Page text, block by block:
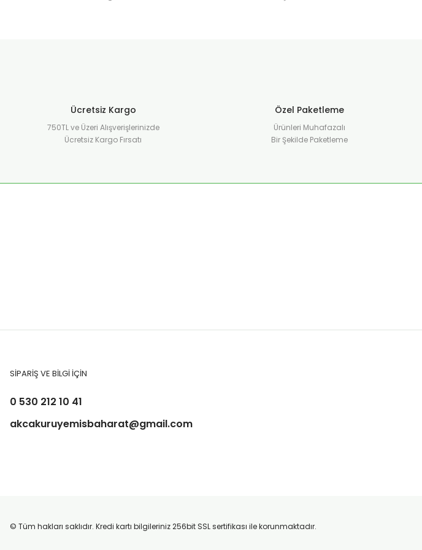
Ücretsiz Kargo
750TL ve Üzeri Alışverişlerinizde
Ücretsiz Kargo Fırsatı
Özel Paketleme
Ürünleri Muhafazalı
Bir Şekilde Paketleme
SİPARİŞ VE BİLGİ İÇİN
0 530 212 10 41
akcakuruyemisbaharat@gmail.com
© Tüm hakları saklıdır. Kredi kartı bilgileriniz 256bit SSL sertifikası ile korunmaktadır.